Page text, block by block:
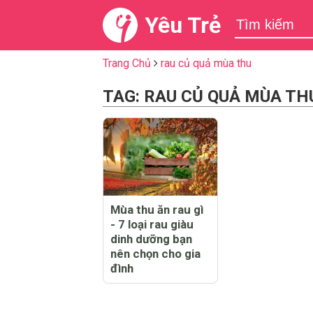
Yêu Trẻ
Trang Chủ rau củ quả mùa thu
TAG: RAU CỦ QUẢ MÙA
Mùa thu ăn rau gì
- 7 loại rau giàu
dinh dưỡng bạn
nên chọn cho gia
đình